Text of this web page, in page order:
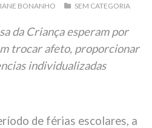
BONANHO SEM CATEGORIA
da Criança esperam por
trocar afeto, proporcionar
individualizadas
de férias escolares, a